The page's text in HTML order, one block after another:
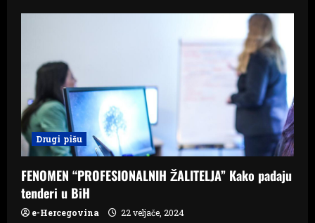
isplatila
220.000
KM
Drugi pišu
FENOMEN “PROFESIONALNIH ŽALITELJA” Kako padaju
tenderi u BiH
e-Hercegovina 22 veljače, 2024